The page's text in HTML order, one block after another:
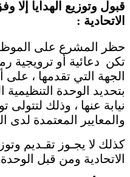
قبول وتوزيع الهدايا إلا
الاتحادية :
حظر المشرع على
تكن دعائية أو ترويجية
الجهة التي تقدمها ، على
بتحديد الوحدة التنظيمية
نيابة عنها ، وذلك لتتولى
والمعايير المعتمدة لدى
كذلك لا يجـوز تقـديم
الاتحادية ومن قبل